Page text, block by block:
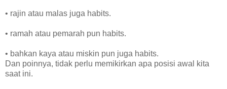
• rajin atau malas juga habits.
• ramah atau pemarah pun habits.
• bahkan kaya atau miskin pun juga habits.
Dan poinnya, tidak perlu memikirkan apa posisi awal kita
saat ini.